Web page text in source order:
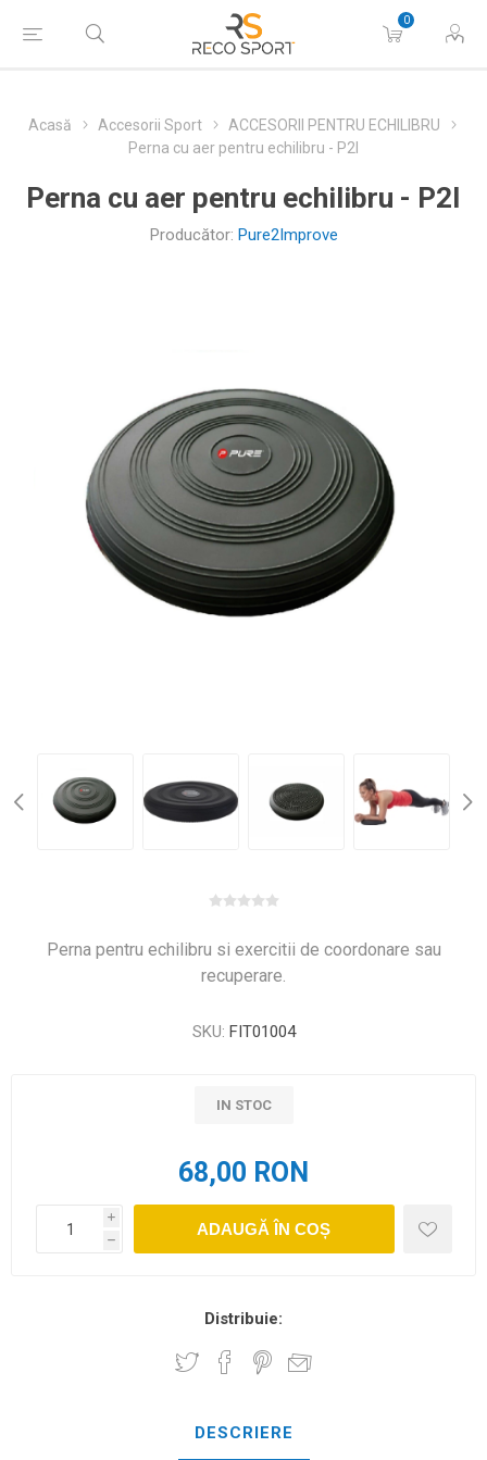
0
Acasă Accesorii Sport
ACCESORII PENTRU ECHILIBRU
Perna cu aer pentru echilibru - P2I
Perna cu aer pentru echilibru - P2I
Producător: Pure2Improve
Perna pentru echilibru si exercitii de coordonare sau
recuperare.
SKU: FIT01004
IN STOC
68,00 RON
i
h
ADAUGĂ ÎN COȘ
Distribuie:
DESCRIERE